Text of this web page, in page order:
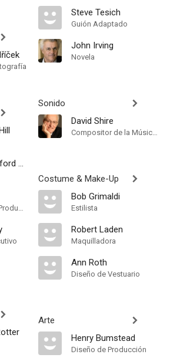
Robert Crawford Jr.
Compañía de Produccion
Steve Tesich
Guión Adaptado
John Irving
Novela
Sonido
David Shire
Compositor de la Música Original, Music Arranger
Costume & Make-Up
Bob Grimaldi
Estilista
Robert Laden
Maquilladora
Ann Roth
Diseño de Vestuario
Arte
Henry Bumstead
Diseño de Producción